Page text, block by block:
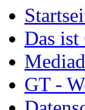
Das ist
GT -